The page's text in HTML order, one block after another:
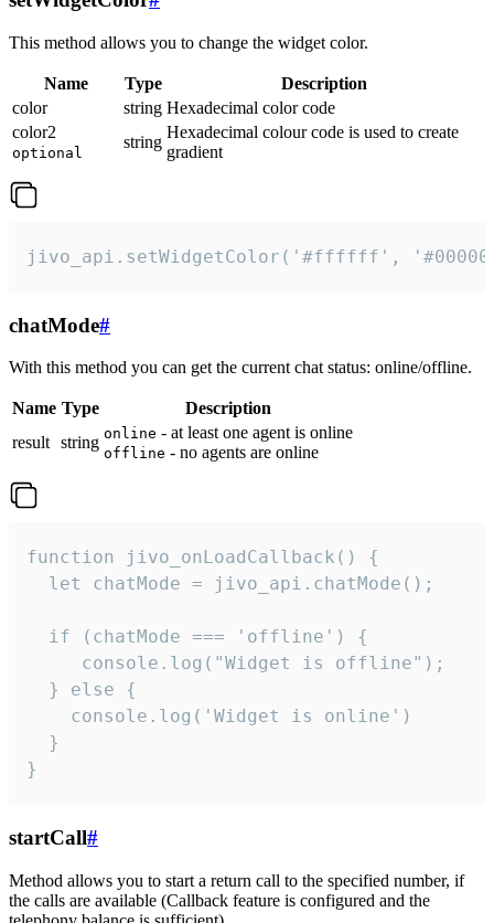
This method allows you to change the widget color.
Name Type
Description
color
string Hexadecimal color code
color2
optional
string
Hexadecimal colour code is used to create
gradient
jivo_api.setWidgetColor('#ffffff',
chatMode#
With this method you can get the current chat status: online/offline.
Name Type
Description
result string online - at least one agent is online
offline - no agents are online
function jivo_onLoadCallback() {
  let chatMode = jivo_api.chatMode();
  if (chatMode === 'offline') {
     console.log("Widget is offline");
  } else {
    console.log('Widget is online')
  }
}
startCall#
Method allows you to start a return call to the specified number, if
the calls are available (Callback feature is configured and the